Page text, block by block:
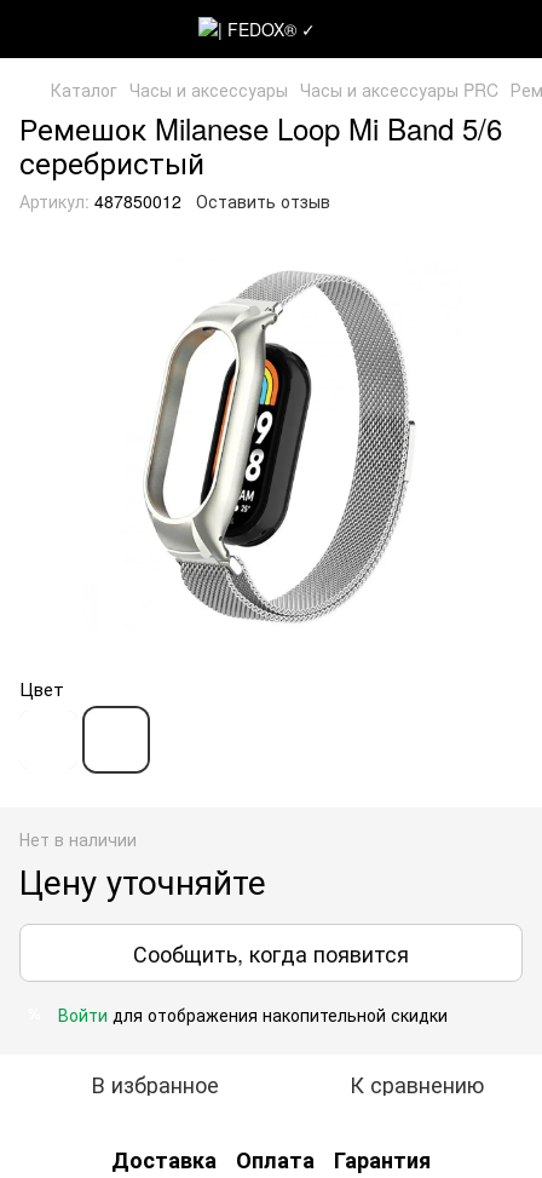
Каталог Часы и аксессуары Часы и аксессуары PRC
Ремешок Milanese Loop Mi Band 5/6
серебристый
Артикул: 487850012 Оставить отзыв
Цвет
Нет в наличии
Цену уточняйте
Сообщить, когда появится
Войти для отображения накопительной скидки
В избранное К сравнению
Доставка Оплата Гарантия